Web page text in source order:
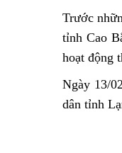
Trước
tỉnh Cao
hoạt động
Ngày 13/
dân tỉnh